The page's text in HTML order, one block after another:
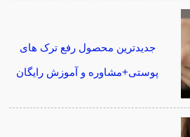
جدیدترین محصول رفع ترک های
پوستی+مشاوره و آموزش رایگان